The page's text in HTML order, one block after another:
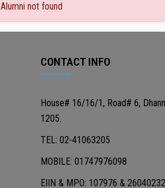
Alumni not found
CONTACT INFO
House# 16/16/1, Road# 6,
1205.
TEL: 02-41063205
MOBILE: 01747976098
EIIN & MPO: 107976 &